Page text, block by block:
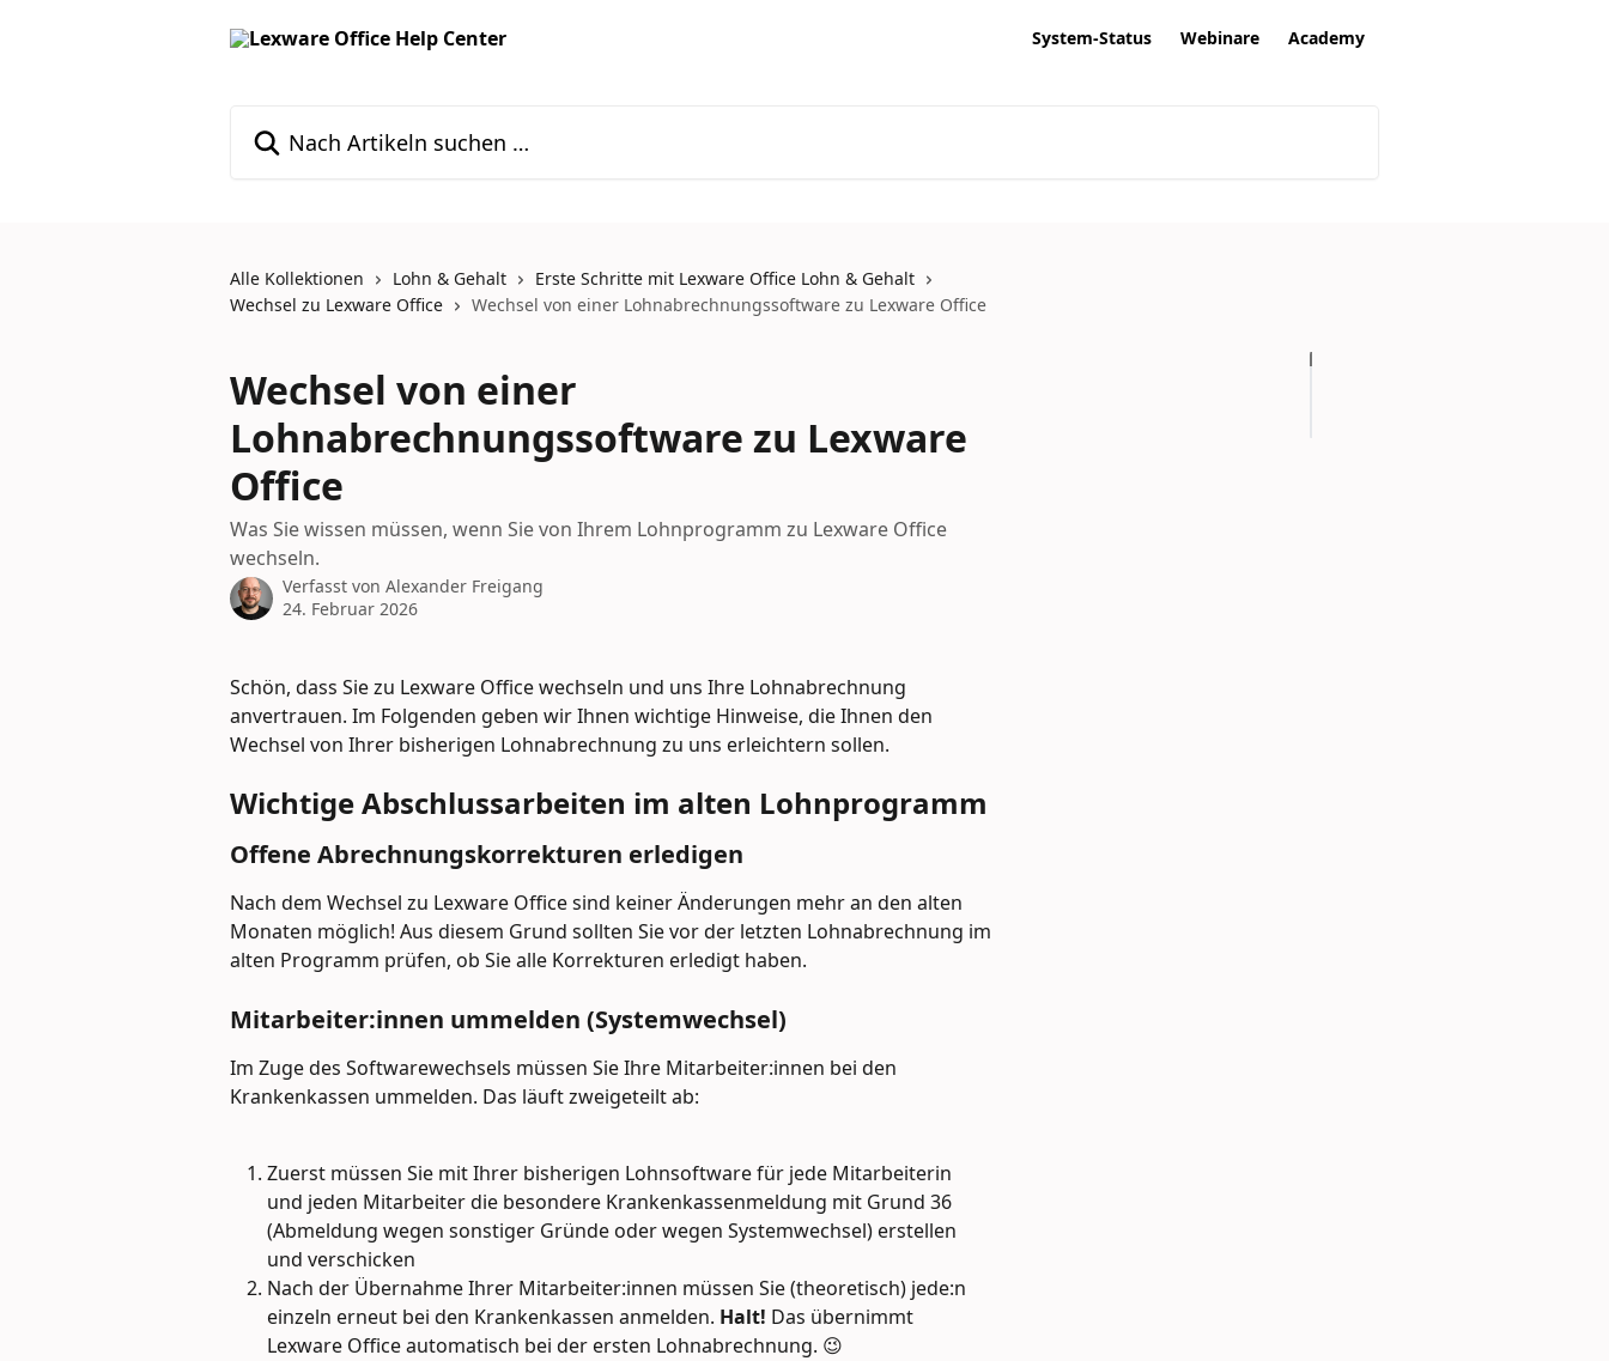
System-Status Webinare Academy
Alle Kollektionen Lohn & Gehalt
Erste Schritte mit Lexware Office Lohn & Gehalt
Wechsel zu Lexware Office
Wechsel von einer Lohnabrechnungssoftware zu Lexware Office
Wechsel von einer
Lohnabrechnungssoftware zu Lexware
Office
Was Sie wissen müssen, wenn Sie von Ihrem Lohnprogramm zu Lexware Office
wechseln.
Verfasst von Alexander Freigang
24. Februar 2026
Schön, dass Sie zu Lexware Office wechseln und uns Ihre Lohnabrechnung
anvertrauen. Im Folgenden geben wir Ihnen wichtige Hinweise, die Ihnen den
Wechsel von Ihrer bisherigen Lohnabrechnung zu uns erleichtern sollen.
Wichtige Abschlussarbeiten im alten Lohnprogramm
Offene Abrechnungskorrekturen erledigen
Nach dem Wechsel zu Lexware Office sind keiner Änderungen mehr an den alten
Monaten möglich! Aus diesem Grund sollten Sie vor der letzten Lohnabrechnung im
alten Programm prüfen, ob Sie alle Korrekturen erledigt haben.
Mitarbeiter:innen ummelden (Systemwechsel)
Im Zuge des Softwarewechsels müssen Sie Ihre Mitarbeiter:innen bei den
Krankenkassen ummelden. Das läuft zweigeteilt ab:
Zuerst müssen Sie mit Ihrer bisherigen Lohnsoftware für jede Mitarbeiterin
und jeden Mitarbeiter die besondere Krankenkassenmeldung mit Grund 36
(Abmeldung wegen sonstiger Gründe oder wegen Systemwechsel) erstellen
und verschicken
Nach der Übernahme Ihrer Mitarbeiter:innen müssen Sie (theoretisch) jede:n
einzeln erneut bei den Krankenkassen anmelden. Halt! Das übernimmt
Lexware Office automatisch bei der ersten Lohnabrechnung. 😉